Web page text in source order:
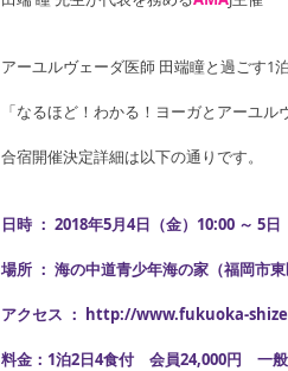
アーユルヴェーダ医師 田端瞳と過ごす1
「なるほど！わかる！ヨーガとアーユル
合宿開催決定詳細は以下の通りです。
日時 ： 2018年5月4日（金）10:00 ～ 5日
場所 ： 海の中道青少年海の家（福岡市東
アクセス ： http://www.fukuoka-
料金：1泊2日4食付　会員24,000円　一